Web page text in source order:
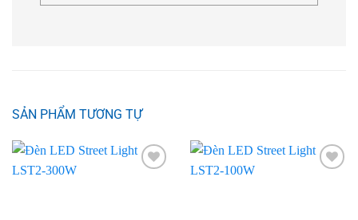
SẢN PHẨM TƯƠNG TỰ